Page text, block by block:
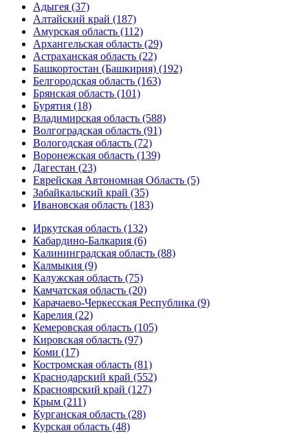
Адыгея (37)
Алтайский край (187)
Амурская область (112)
Архангельская область (29)
Астраханская область (22)
Башкортостан (Башкирия) (192)
Белгородская область (163)
Брянская область (101)
Бурятия (18)
Владимирская область (588)
Волгоградская область (91)
Вологодская область (72)
Воронежская область (139)
Дагестан (23)
Еврейская Автономная Область (5)
Забайкальский край (35)
Ивановская область (183)
Иркутская область (132)
Кабардино-Балкария (6)
Калининградская область (88)
Калмыкия (9)
Калужская область (75)
Камчатская область (20)
Карачаево-Черкесская Республика (9)
Карелия (22)
Кемеровская область (105)
Кировская область (97)
Коми (17)
Костромская область (81)
Краснодарский край (552)
Красноярский край (127)
Крым (211)
Курганская область (28)
Курская область (48)